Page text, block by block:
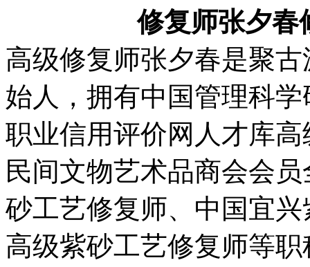
修复师张夕春
高级修复师张夕春是聚
始人，拥有中国管理科
职业信用评价网人才库
民间文物艺术品商会会
砂工艺修复师、中国宜
高级紫砂工艺修复师等